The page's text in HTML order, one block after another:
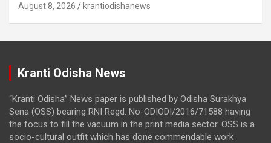
August 8, 2026 krantiodishanews
Kranti Odisha News
“Kranti Odisha” News paper is published by Odisha Surakhya
Sena (OSS) bearing RNI Regd. No-ODIODI/2016/71588 having
the focus to fill the vacuum in the print media sector. OSS is a
socio-cultural outfit which has done commendable work